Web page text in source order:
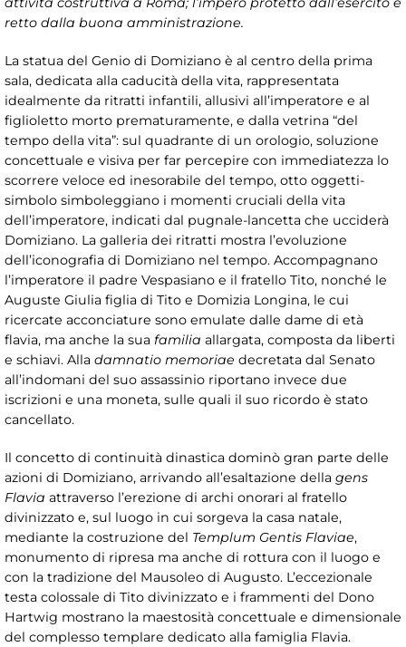
retto dalla buona amministrazione.
La statua del Genio di Domiziano è al centro della prima
sala, dedicata alla caducità della vita, rappresentata
idealmente da ritratti infantili, allusivi all’imperatore e al
figlioletto morto prematuramente, e dalla vetrina “del
tempo della vita”: sul quadrante di un orologio, soluzione
concettuale e visiva per far percepire con immediatezza lo
scorrere veloce ed inesorabile del tempo, otto oggetti-
simbolo simboleggiano i momenti cruciali della vita
dell’imperatore, indicati dal pugnale-lancetta che ucciderà
Domiziano. La galleria dei ritratti mostra l’evoluzione
dell’iconografia di Domiziano nel tempo. Accompagnano
l’imperatore il padre Vespasiano e il fratello Tito, nonché le
Auguste Giulia figlia di Tito e Domizia Longina, le cui
ricercate acconciature sono emulate dalle dame di età
flavia, ma anche la sua familia allargata, composta da liberti
e schiavi. Alla damnatio memoriae decretata dal Senato
all’indomani del suo assassinio riportano invece due
iscrizioni e una moneta, sulle quali il suo ricordo è stato
cancellato.
Il concetto di continuità dinastica dominò gran parte delle
azioni di Domiziano, arrivando all’esaltazione della gens
Flavia attraverso l’erezione di archi onorari al fratello
divinizzato e, sul luogo in cui sorgeva la casa natale,
mediante la costruzione del Templum Gentis Flaviae,
monumento di ripresa ma anche di rottura con il luogo e
con la tradizione del Mausoleo di Augusto. L’eccezionale
testa colossale di Tito divinizzato e i frammenti del Dono
Hartwig mostrano la maestosità concettuale e dimensionale
del complesso templare dedicato alla famiglia Flavia.